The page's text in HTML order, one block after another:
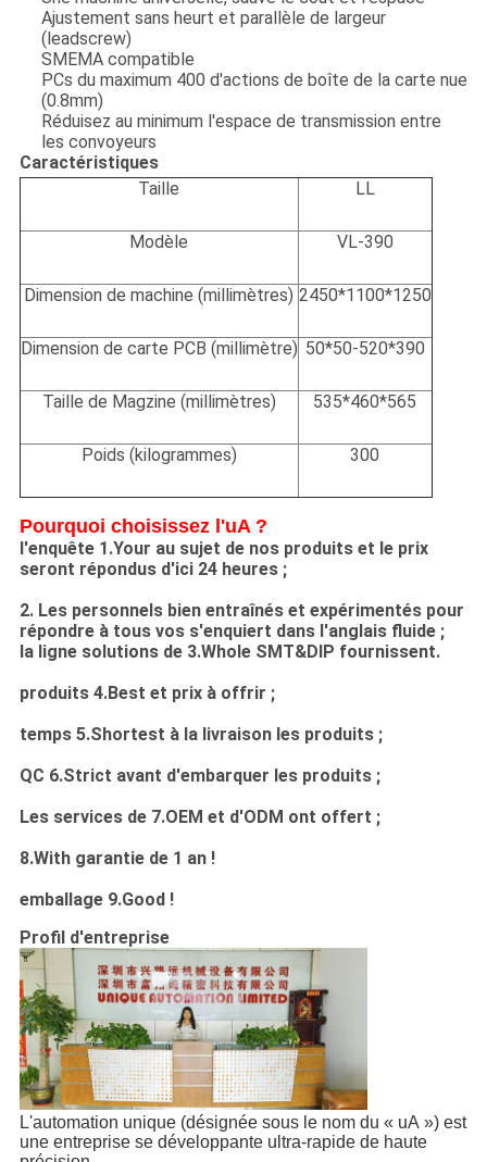
Ajustement sans heurt et parallèle de largeur
(leadscrew)
SMEMA compatible
PCs du maximum 400 d'actions de boîte de la carte nue
(0.8mm)
Réduisez au minimum l'espace de transmission entre
les convoyeurs
Caractéristiques
Taille
LL
Modèle VL-390
Dimension de machine (millimètres) 2450*1100*1250
Dimension de carte PCB (millimètre) 50*50-520*390
Taille de Magzine (millimètres) 535*460*565
Poids (kilogrammes) 300
Pourquoi choisissez l'uA ?
l'enquête 1.Your au sujet de nos produits et le prix
seront répondus d'ici 24 heures ;
2. Les personnels bien entraînés et expérimentés pour
répondre à tous vos s'enquiert dans l'anglais fluide ;
la ligne solutions de 3.Whole SMT&DIP fournissent.
produits 4.Best et prix à offrir ;
temps 5.Shortest à la livraison les produits ;
QC 6.Strict avant d'embarquer les produits ;
Les services de 7.OEM et d'ODM ont offert ;
8.With garantie de 1 an !
emballage 9.Good !
Profil d'entreprise
L'automation unique (désignée sous le nom du « uA ») est
une entreprise se développante ultra-rapide de haute